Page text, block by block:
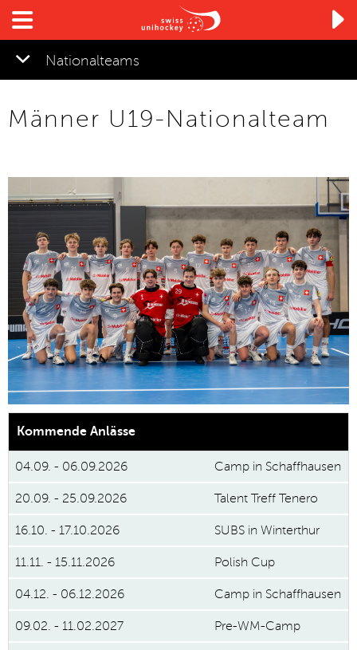

Nationalteams
▼
Männer U19-Nationalteam
Kommende Anlässe
04.09. - 06.09.2026 Camp in Schaffhausen
20.09. - 25.09.2026 Talent Treff Tenero
16.10. - 17.10.2026 SUBS in Winterthur
11.11. - 15.11.2026 Polish Cup
04.12. - 06.12.2026 Camp in Schaffhausen
09.02. - 11.02.2027 Pre-WM-Camp